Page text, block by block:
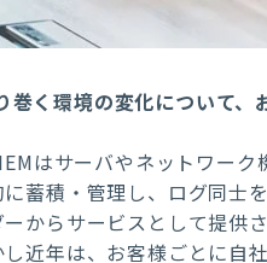
く環境の変化について、
はサーバやネットワー
に蓄積・管理し、ログ同士
ーからサービスとして提
し近年は、お客様ごとに自